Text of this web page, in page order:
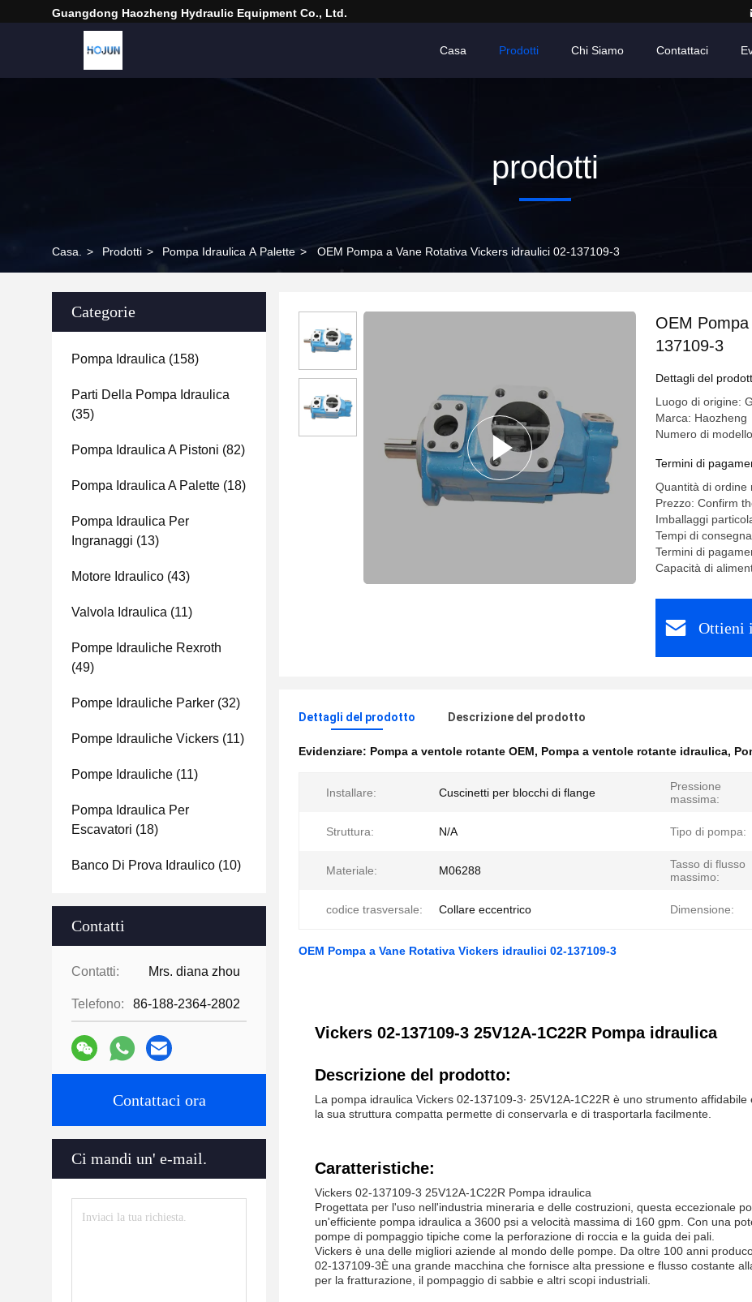
Guangdong Haozheng Hydraulic Equipment Co., Ltd.
Casa Prodotti Chi Siamo Contattaci
prodotti
Casa. > Prodotti > Pompa Idraulica A Palette > OEM Pompa a Vane Rotativa Vickers idraulici 02-137109-3
Categorie
Pompa Idraulica (158)
Parti Della Pompa Idraulica
(35)
Pompa Idraulica A Pistoni (82)
Pompa Idraulica A Palette (18)
Pompa Idraulica Per
Ingranaggi (13)
Motore Idraulico (43)
Valvola Idraulica (11)
Pompe Idrauliche Rexroth
(49)
Pompe Idrauliche Parker (32)
Pompe Idrauliche Vickers (11)
Pompe Idrauliche (11)
Pompa Idraulica Per
Escavatori (18)
Banco Di Prova Idraulico (10)
Contatti
Contatti: Mrs. diana zhou
Telefono: 86-188-2364-2802
Contattaci ora
Ci mandi un' e-mail.
OEM
137109-3
Dettagli del
Luogo di origine:
Marca: Haozheng
Numero di
Termini di
Quantità di ordine
Prezzo: Confirm
Imballaggi
Tempi di
Termini di
Capacità di
Ottieni
Dettagli del prodotto Descrizione del prodotto
Evidenziare: Pompa a ventole rotante OEM, Pompa a ventole rotante idraulica,
Installare: Cuscinetti per blocchi di flange
Pressione
massima:
Struttura: N/A Tipo di pompa:
Materiale: M06288
Tasso di flusso
massimo:
codice trasversale: Collare eccentrico Dimensione:
OEM Pompa a Vane Rotativa Vickers idraulici 02-137109-3
Vickers 02-137109-3 25V12A-1C22R Pompa idraulica
Descrizione del prodotto:
La pompa idraulica Vickers 02-137109-3∙ 25V12A-1C22R è uno strumento
la sua struttura compatta permette di conservarla e di trasportarla facilmente.
Caratteristiche:
Vickers 02-137109-3 25V12A-1C22R Pompa idraulica
Progettata per l'uso nell'industria mineraria e delle costruzioni, questa eccezionale
un'efficiente pompa idraulica a 3600 psi a velocità massima di 160 gpm. Con una
pompe di pompaggio tipiche come la perforazione di roccia e la guida dei pali.
Vickers è una delle migliori aziende al mondo delle pompe. Da oltre 100 anni
02-137109-3È una grande macchina che fornisce alta pressione e flusso costante
per la fratturazione, il pompaggio di sabbie e altri scopi industriali.